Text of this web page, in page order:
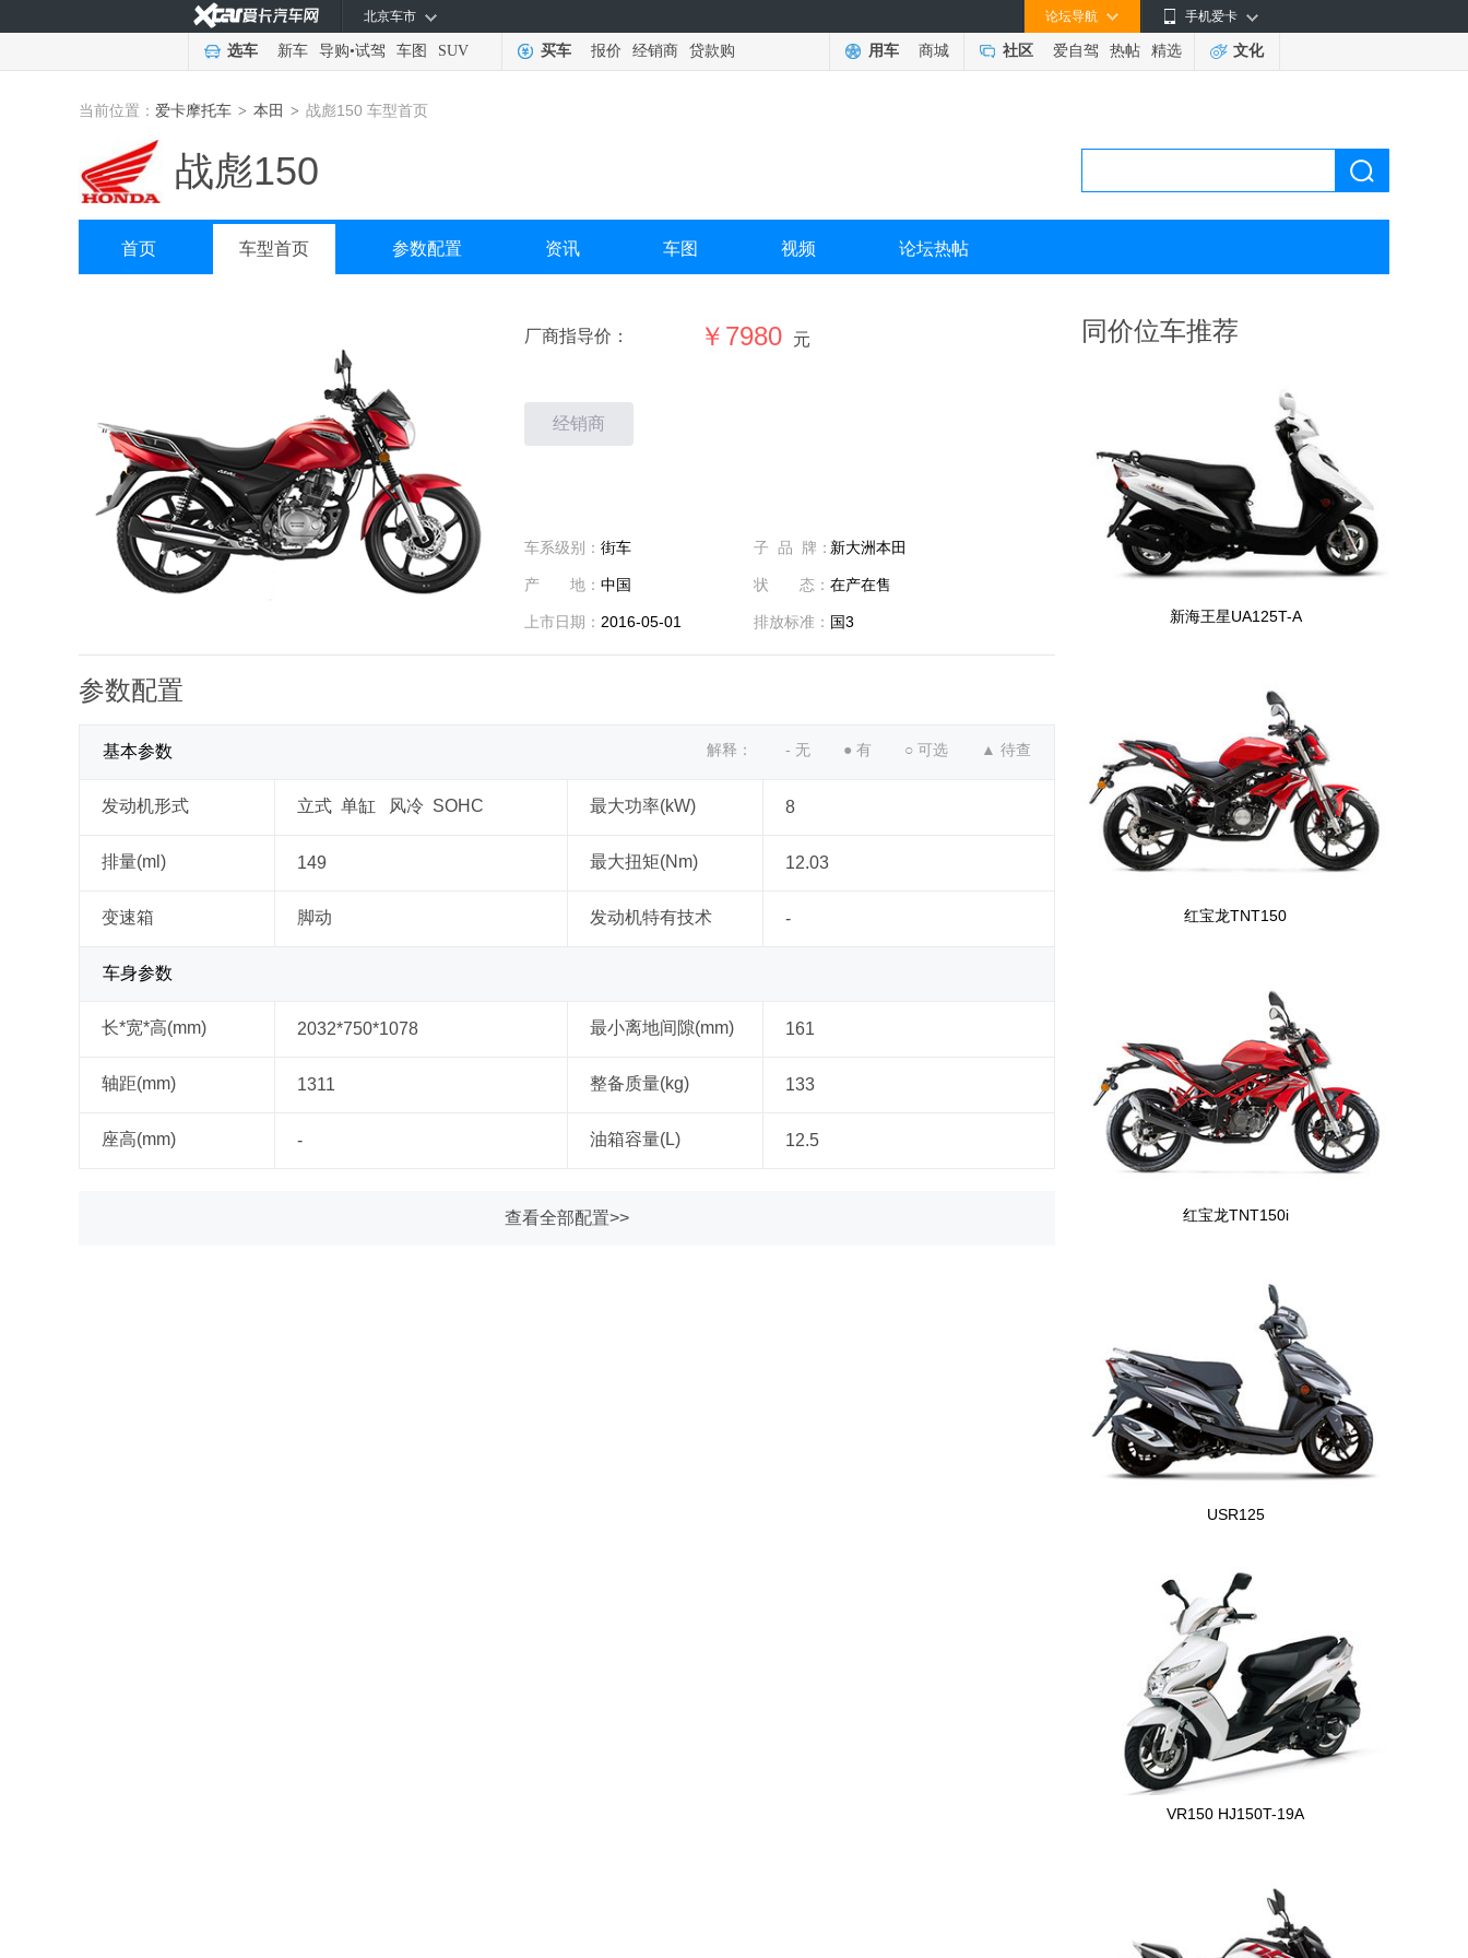
手机爱卡
论坛导航
北京车市
选车 新车 导购•试驾 车图 SUV 买车 报价 经销商 贷款购 用车 商城 社区 爱自驾 热帖 精选 文化
当前位置： 爱卡摩托车 > 本田 > 战彪150 车型首页
战彪150
首页 车型首页 参数配置 资讯 车图 视频 论坛热帖
厂商指导价： ￥7980 元
经销商
车系级别： 街车 子 品 牌：新大洲本田
产 地： 中国 状 态： 在产在售
上市日期： 2016-05-01 排放标准： 国3
参数配置
基本参数 解释： - 无 ● 有 ○ 可选 ▲ 待查
发动机形式 立式 单缸 风冷 SOHC 最大功率(kW) 8
排量(ml) 149 最大扭矩(Nm) 12.03
变速箱 脚动 发动机特有技术 -
车身参数
长*宽*高(mm) 2032*750*1078 最小离地间隙(mm) 161
轴距(mm) 1311 整备质量(kg) 133
座高(mm) - 油箱容量(L) 12.5
查看全部配置>>
同价位车推荐
新海王星UA125T-A
红宝龙TNT150
红宝龙TNT150i
USR125
VR150 HJ150T-19A